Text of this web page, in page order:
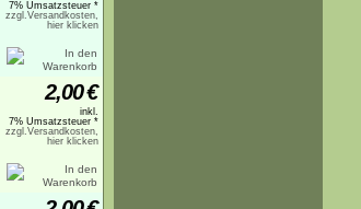
7% Umsatzsteuer *
zzgl.Versandkosten,
hier klicken
2,00€
inkl.
7% Umsatzsteuer *
zzgl.Versandkosten,
hier klicken